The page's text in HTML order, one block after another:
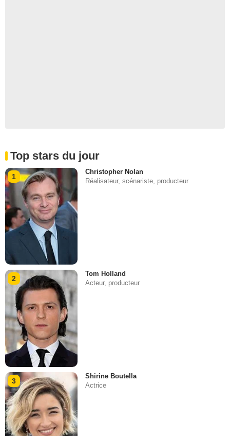
Top stars du jour
1
Christopher Nolan
Réalisateur, scénariste, producteur
2
Tom Holland
Acteur, producteur
3
Shirine Boutella
Actrice